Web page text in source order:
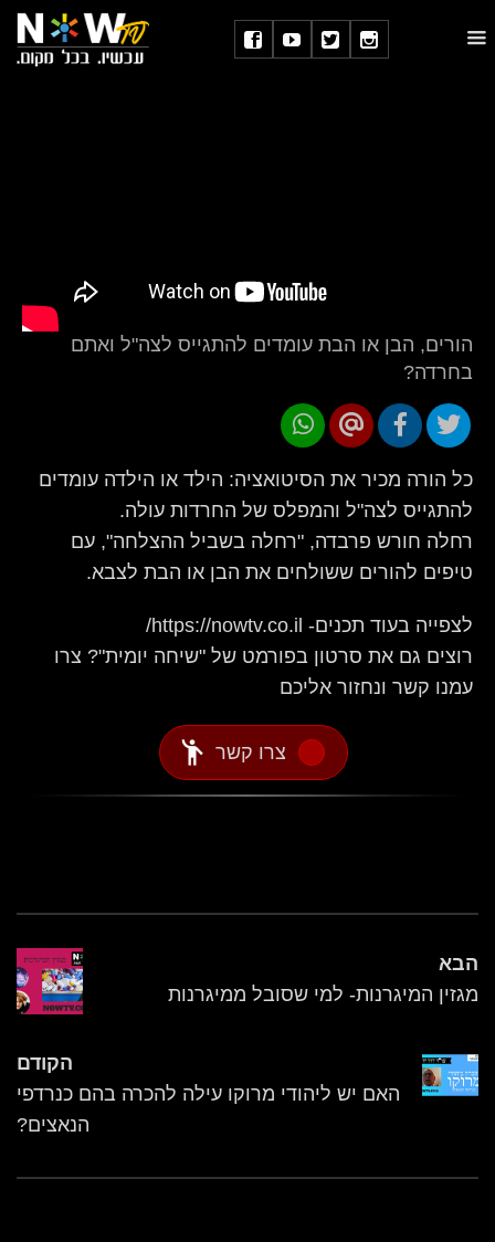
הורים, הבן או הבת עומדים להתגייס לצה"ל ואתם
בחרדה?
כל הורה מכיר את הסיטואציה: הילד או הילדה עומדים
להתגייס לצה"ל והמפלס של החרדות עולה.
רחלה חורש פרבדה, "רחלה בשביל ההצלחה", עם
טיפים להורים ששולחים את הבן או הבת לצבא.
לצפייה בעוד תכנים- https://nowtv.co.il/
רוצים גם את סרטון בפורמט של "שיחה יומית"? צרו
עמנו קשר ונחזור אליכם
צרו קשר emoji_people
הבא
מגזין המיגרנות- למי שסובל ממיגרנות
הקודם
האם יש ליהודי מרוקו עילה להכרה בהם כנרדפי
הנאצים?